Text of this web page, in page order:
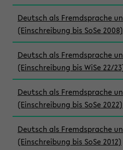
Deutsch als Fremdsprache
(Einschreibung bis SoSe 2008)
Deutsch als Fremdsprache
(Einschreibung bis WiSe 22/
Deutsch als Fremdsprache
(Einschreibung bis SoSe 2022)
Deutsch als Fremdsprache
(Einschreibung bis SoSe 2012)